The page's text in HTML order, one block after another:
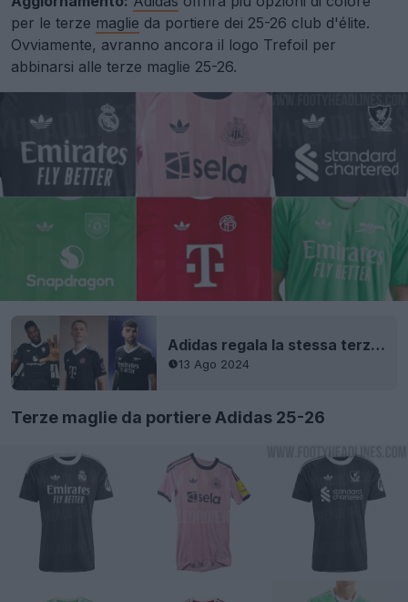
per le terze maglie da portiere dei 25-26 club d'élite.
Ovviamente, avranno ancora il logo Trefoil per
abbinarsi alle terze maglie 25-26.
Adidas regala la stessa terza maglia da portiere 24-25 a tre squadre - Tutte le terze maglie Adidas 24-25 rilasciate
13 Ago 2024
Terze maglie da portiere Adidas 25-26